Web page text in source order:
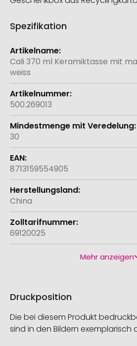
Spezifikation
Weitere
Informationen
Cali 370 ml Keramiktasse mit
weiss
500.269013
30
8713159554905
China
69120025
Mehr anzeigen
Druckposition
Die bei diesem Produkt
sind in den Bildern exemplarisch